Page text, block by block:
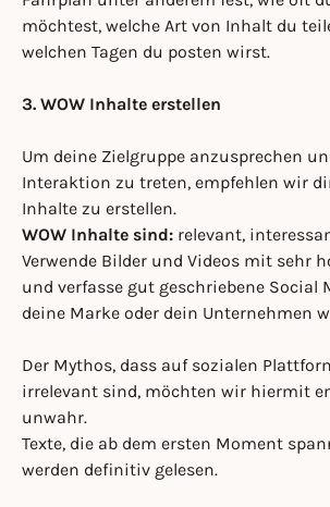
möchtest, welche Art von Inhalt du
welchen Tagen du posten wirst.
3. WOW Inhalte erstellen
Um deine Zielgruppe anzusprechen
Interaktion zu treten, empfehlen wir
Inhalte zu erstellen.
WOW Inhalte sind: relevant,
Verwende Bilder und Videos mit sehr
und verfasse gut geschriebene Social
deine Marke oder dein Unternehmen
Der Mythos, dass auf sozialen
irrelevant sind, möchten wir hiermit
unwahr.
Texte, die ab dem ersten Moment
werden definitiv gelesen.